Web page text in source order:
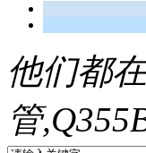
他们都
管